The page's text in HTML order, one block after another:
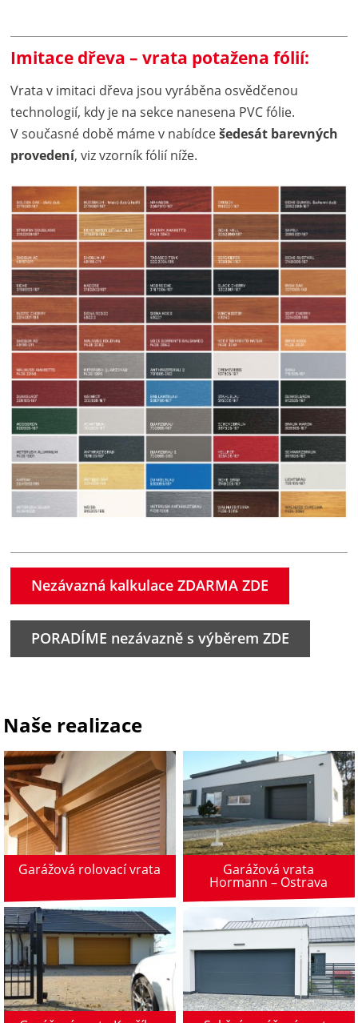
Imitace dřeva – vrata potažena fólií:
Vrata v imitaci dřeva jsou vyráběna osvědčenou
technologií, kdy je na sekce nanesena PVC fólie.
V současné době máme v nabídcešedesát barevných
provedení, viz vzorník fólií níže.
Nezávazná kalkulace ZDARMA ZDE
PORADÍME nezávazně s výběrem ZDE
Naše realizace
Garážová rolovací vrata Garážová vrata
Hormann – Ostrava